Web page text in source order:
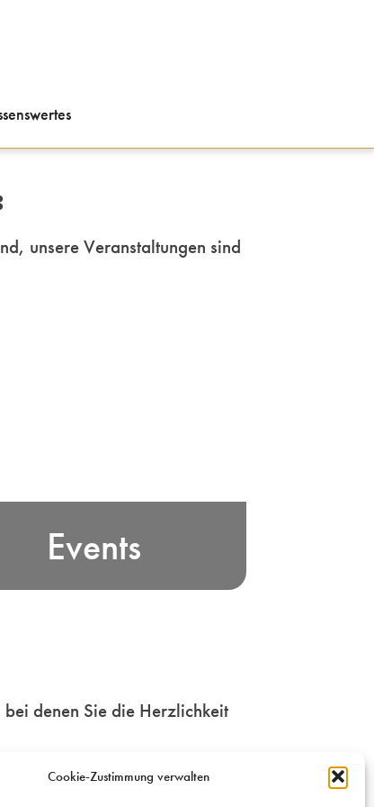
Cookie-Zustimmung verwalten
unsere Veranstaltungen sind
Events
Sie bayerische Edelbrand-
und unsere Freude am Feiern
Wir vermitteln und
Veranstaltungen für
denen Sie die Herzlichkeit